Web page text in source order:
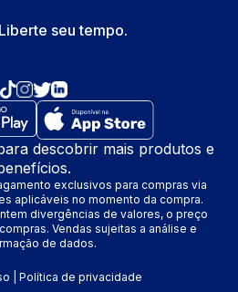
Liberte seu tempo.
exclusivos para compras via
aplicáveis no momento da compra.
divergências de valores, o preço
Vendas sujeitas a análise e
de dados.
Política de privacidade
descobrir mais produtos e